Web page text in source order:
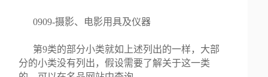
0909-摄影、电影用具及仪器
第9类的部分小类就如上述列出的一样，大部
分的小类没有列出，假设需要了解关于这一类